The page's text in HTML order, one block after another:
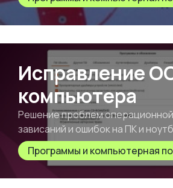
Исправление
компьютера
Решение проблем
зависаний и ошибок на ПК и
Программы и компьютерная